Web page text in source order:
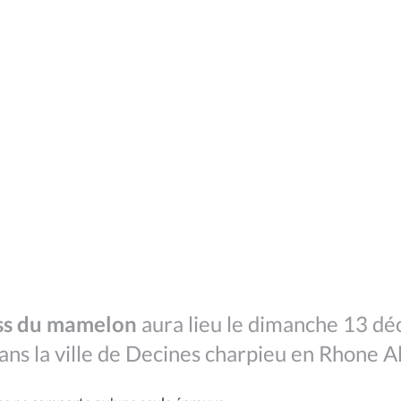
du mamelon aura lieu le dimanche 13
la ville de Decines charpieu en Rhone